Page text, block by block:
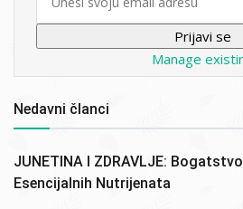
Manage
Nedavni članci
JUNETINA I ZDRAVLJE:
Esencijalnih Nutrijenata